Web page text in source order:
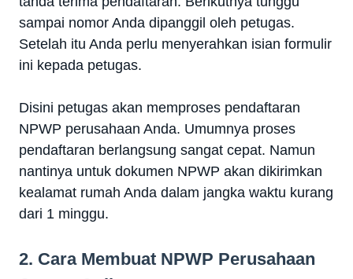
sampai nomor Anda dipanggil oleh petugas.
Setelah itu Anda perlu menyerahkan isian formulir
ini kepada petugas.
Disini petugas akan memproses pendaftaran
NPWP perusahaan Anda. Umumnya proses
pendaftaran berlangsung sangat cepat. Namun
nantinya untuk dokumen NPWP akan dikirimkan
kealamat rumah Anda dalam jangka waktu kurang
dari 1 minggu.
2. Cara Membuat NPWP Perusahaan